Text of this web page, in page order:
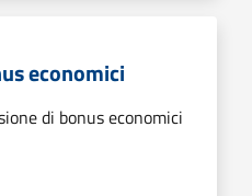
economici
di bonus economici